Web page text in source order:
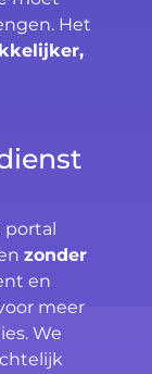
Het
zonder
en
meer
We